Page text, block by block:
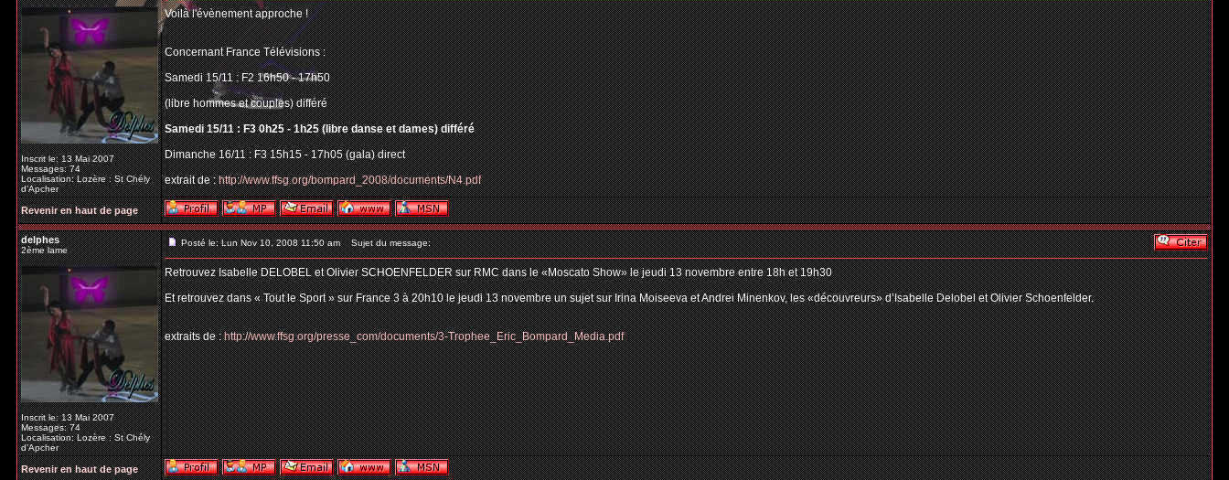
Inscrit le: 13 Mai 2007
Messages: 74
Localisation: Lozère : St Chély
d'Apcher
Voilà l'évènement approche !
Concernant France Télévisions :
Samedi 15/11 : F2 16h50 - 17h50
(libre hommes et couples) différé
Samedi 15/11 : F3 0h25 - 1h25 (libre danse et dames) différé
Dimanche 16/11 : F3 15h15 - 17h05 (gala) direct
extrait de :http://www.ffsg.org/bompard_2008/documents/N4.pdf
Revenir en haut de page
delphes
2ème lame
Inscrit le: 13 Mai 2007
Messages: 74
Localisation: Lozère : St Chély
d'Apcher
Posté le: Lun Nov 10, 2008 11:50 am Sujet du message:
Retrouvez Isabelle DELOBEL et Olivier SCHOENFELDER sur RMC dans le «Moscato Show» le jeudi 13 novembre entre 18h et 19h30
Et retrouvez dans « Tout le Sport » sur France 3 à 20h10 le jeudi 13 novembre un sujet sur Irina Moiseeva et Andrei Minenkov, les «découvreurs» d’Isabelle Delobel et Olivier Schoenfelder.
extraits de :http://www.ffsg.org/presse_com/documents/3-Trophee_Eric_Bompard_Media.pdf
Revenir en haut de page